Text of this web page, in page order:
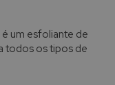
é um esfoliante de
todos os tipos de